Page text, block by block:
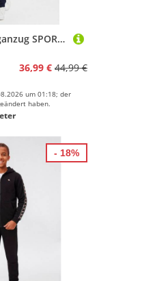
Champion Jogginganzug SPORTWEAR SWEATSUITS Standard Fit (2-tlg), zweiteiliges Set, für den Alltag, aus Baumwolle und Polyester
36,99 € 44,99 €
um 01:18; der
haben.
- 18%